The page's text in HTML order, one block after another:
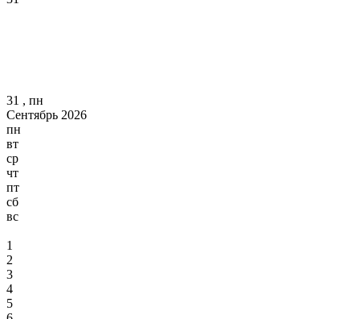
31 , пн
Сентябрь 2026
пн
вт
ср
чт
пт
сб
вс
1
2
3
4
5